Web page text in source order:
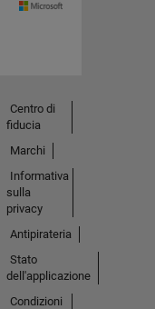
Centro di
fiducia
Marchi
Informativa
sulla
privacy
Antipirateria
Stato
dell'applicazione
Condizioni